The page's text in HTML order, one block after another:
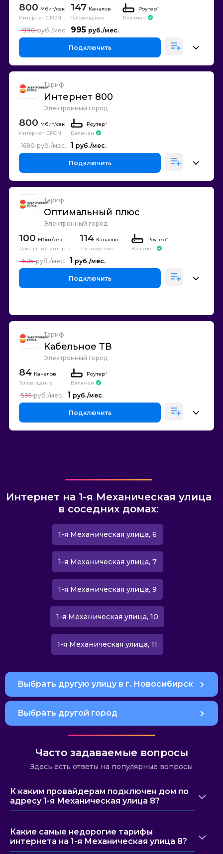
800
Интернет GPON
147 Каналов
Телевидение
Роутер*
Включен
995
1990
Подключить
Тариф
Интернет 800
Электронный город
800
Интернет GPON
Роутер*
Включен
1
1690
Подключить
Тариф
Оптимальный плюс
Электронный город
100
Домашний интернет
114 Каналов
Телевидение
Роутер*
Включен
1
1525
Подключить
Тариф
Кабельное ТВ
Электронный город
84 Каналов
Телевидение
Роутер*
Включен
1
595
Подключить
Интернет на 1-я Механическая улица
в соседних домах:
1-я Механическая улица, 6
1-я Механическая улица, 7
1-я Механическая улица, 9
1-я Механическая улица, 10
1-я Механическая улица, 11
Выбрать другую улицу в г. Новосибирск
Выбрать другой город
Часто задаваемые вопросы
Здесь есть ответы на популярные вопросы
К каким провайдерам подключен дом по
адресу 1-я Механическая улица 8?
Какие самые недорогие тарифы
интернета на 1-я Механическая улица 8?